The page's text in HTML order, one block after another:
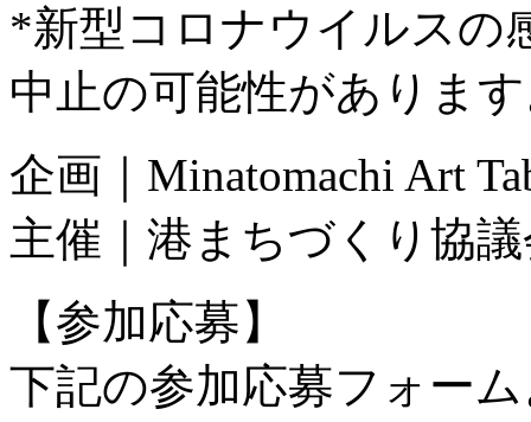
*新型コロナウイルスの
中止の可能性がありま
企画｜Minatomachi Art
主催｜港まちづくり協
【参加応募】
下記の参加応募フォー